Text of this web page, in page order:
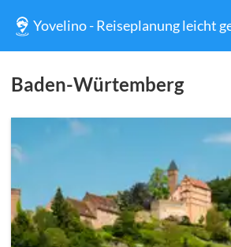
Yovelino - Reiseplanung leicht
Baden-Würtemberg